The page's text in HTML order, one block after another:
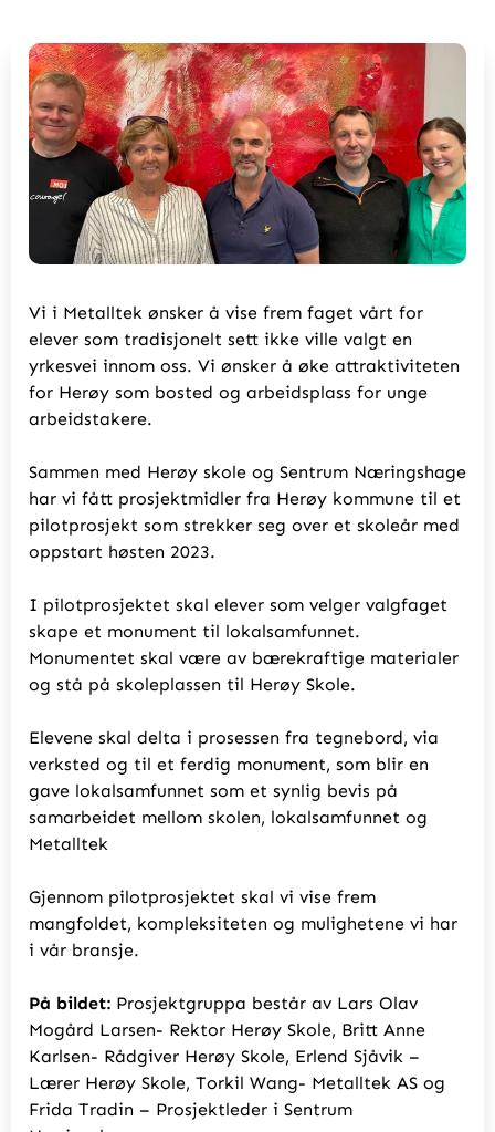
Vi i Metalltek ønsker å vise frem faget vårt for
elever som tradisjonelt sett ikke ville valgt en
yrkesvei innom oss. Vi ønsker å øke attraktiviteten
for Herøy som bosted og arbeidsplass for unge
arbeidstakere.
Sammen med Herøy skole og Sentrum Næringshage
har vi fått prosjektmidler fra Herøy kommune til et
pilotprosjekt som strekker seg over et skoleår med
oppstart høsten 2023.
I pilotprosjektet skal elever som velger valgfaget
skape et monument til lokalsamfunnet.
Monumentet skal være av bærekraftige materialer
og stå på skoleplassen til Herøy Skole.
Elevene skal delta i prosessen fra tegnebord, via
verksted og til et ferdig monument, som blir en
gave lokalsamfunnet som et synlig bevis på
samarbeidet mellom skolen, lokalsamfunnet og
Metalltek
Gjennom pilotprosjektet skal vi vise frem
mangfoldet, kompleksiteten og mulighetene vi har
i vår bransje.
På bildet: Prosjektgruppa består av Lars Olav
Mogård Larsen- Rektor Herøy Skole, Britt Anne
Karlsen- Rådgiver Herøy Skole, Erlend Sjåvik –
Lærer Herøy Skole, Torkil Wang- Metalltek AS og
Frida Tradin – Prosjektleder i Sentrum